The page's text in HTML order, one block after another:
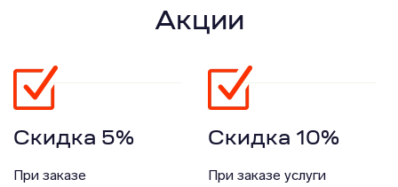
Акции
Скидка 5%
При заказе
Скидка 10%
При заказе услуги